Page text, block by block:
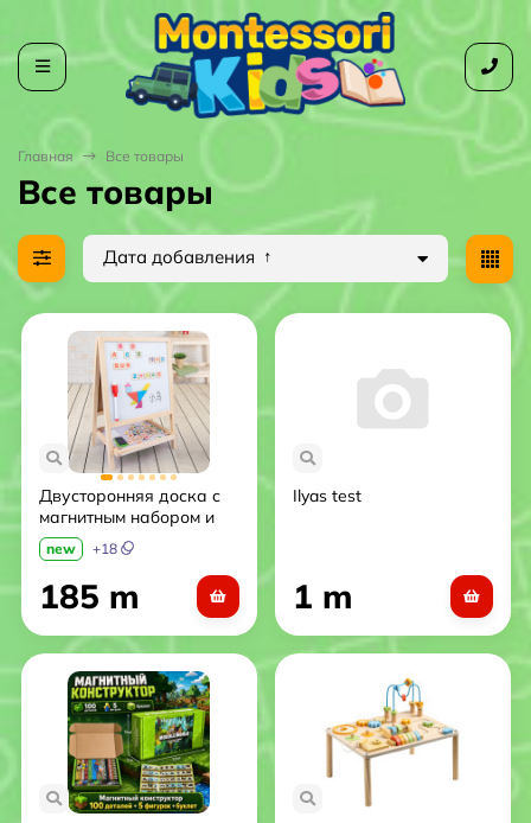
Главная Все товары
Все товары
Дата добавления
Двусторонняя доска с
магнитным набором и
маркером.
new +18
185 m
Ilyas test
1 m